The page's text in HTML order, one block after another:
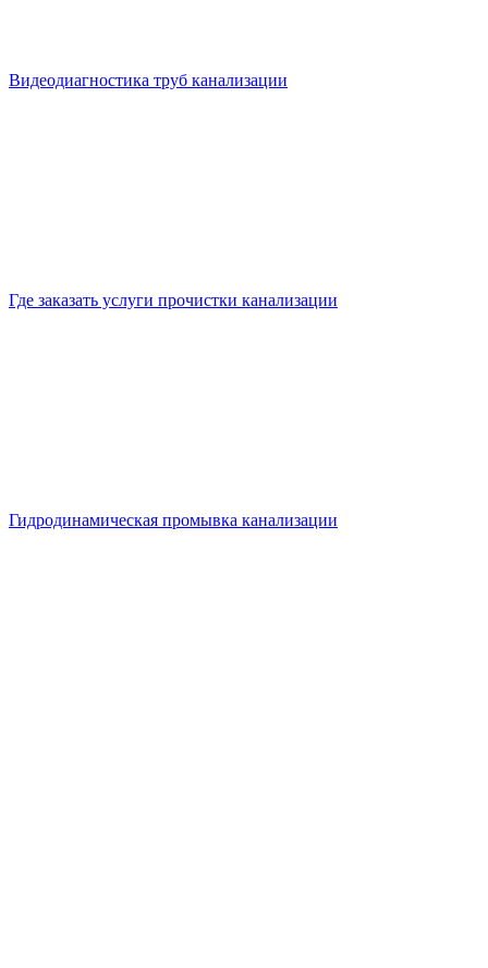
Видеодиагностика труб канализации
Где заказать услуги прочистки канализации
Гидродинамическая промывка канализации